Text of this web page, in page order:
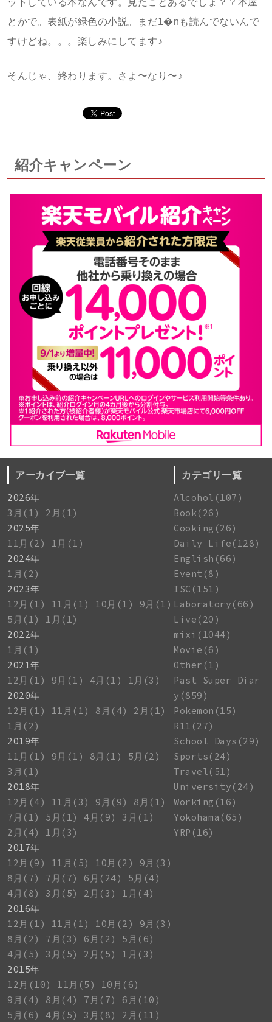
ットしている本なんです。見たことあるでしょ？？本屋
とかで。表紙が緑色の小説。まだ1�nも読んでないんで
すけどね。。。楽しみにしてます♪
そんじゃ、終わります。さよ〜なり〜♪
紹介キャンペーン
アーカイブ一覧
2026年
3月(1)
2月(1)
2025年
11月(2)
1月(1)
2024年
1月(2)
2023年
12月(1)
11月(1) 10月(1)
9月(1)
5月(1)
1月(1)
2022年
1月(1)
2021年
12月(1)
9月(1) 4月(1)
1月(3)
2020年
12月(1)
11月(1) 8月(4)
2月(1)
1月(2)
2019年
11月(1)
9月(1) 8月(1)
5月(2)
3月(1)
2018年
12月(4)
11月(3) 9月(9)
8月(1)
7月(1)
5月(1) 4月(9)
3月(1)
2月(4)
1月(3)
2017年
12月(9)
11月(5) 10月(2)
9月(3)
8月(7)
7月(7) 6月(24)
5月(4)
4月(8)
3月(5) 2月(3)
1月(4)
2016年
12月(1)
11月(1) 10月(2)
9月(3)
8月(2)
7月(3) 6月(2)
5月(6)
4月(5)
3月(5) 2月(5)
1月(3)
2015年
12月(10)
11月(5)
10月(6)
9月(4)
8月(4) 7月(7)
6月(10)
5月(6)
4月(5) 3月(8)
2月(11)
カテゴリ一覧
Alcohol(107)
Book(26)
Cooking(26)
Daily Life(128)
English(66)
Event(8)
ISC(151)
Laboratory(66)
Live(20)
mixi(1044)
Movie(6)
Other(1)
Past Super Diar
y(859)
Pokemon(15)
R11(27)
School Days(29)
Sports(24)
Travel(51)
University(24)
Working(16)
Yokohama(65)
YRP(16)